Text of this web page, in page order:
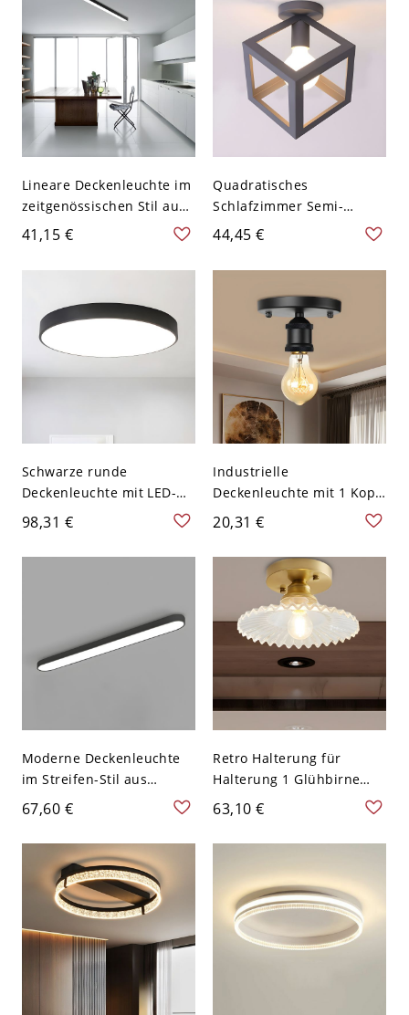
Lineare Deckenleuchte im
zeitgenössischen Stil aus
schwarzem Aluminium
mit LED-Lichtquelle für
die Küche, 23,5" breit
41,15 €
Quadratisches
Schlafzimmer Semi-
Flushmount
Zeitgenössisches Metall 1
Birne Graue
44,45 €
Schwarze runde
Deckenleuchte mit LED-
Beleuchtung und
Acrylglas in Weiß,
modernes Design, 9"
98,31 €
Industrielle
Deckenleuchte mit 1 Kopf
in Schwarz
20,31 €
Moderne Deckenleuchte
im Streifen-Stil aus
Aluminium mit LED-
Technologie für das Büro -
110V-120V 62,23 cm
Schwarz Weißlicht
67,60 €
Retro Halterung für
Halterung 1 Glühbirne
Klares geripptes Glas
Deckenleuchte Flush
Fixture
63,10 €